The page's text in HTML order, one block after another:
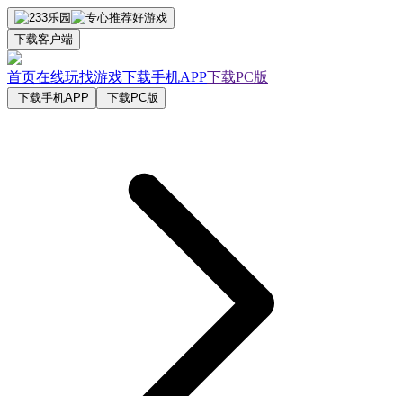
下载客户端
首页在线玩找游戏下载手机APP下载PC版
下载手机APP 下载PC版